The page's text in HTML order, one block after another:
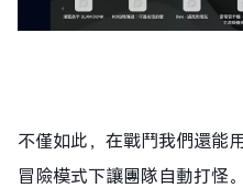
不僅如此，在戰鬥我們還能
冒險模式下讓團隊自動打怪